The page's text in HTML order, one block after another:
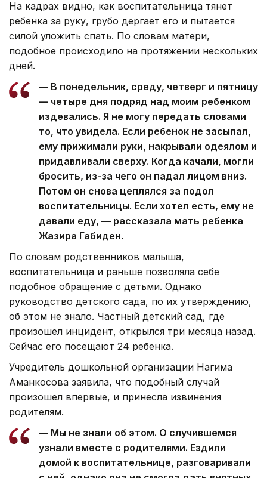
На кадрах видно, как воспитательница тянет
ребенка за руку, грубо дергает его и пытается
силой уложить спать. По словам матери,
подобное происходило на протяжении нескольких
дней.
— В понедельник, среду, четверг и пятницу
— четыре дня подряд над моим ребенком
издевались. Я не могу передать словами
то, что увидела. Если ребенок не засыпал,
ему прижимали руки, накрывали одеялом и
придавливали сверху. Когда качали, могли
бросить, из-за чего он падал лицом вниз.
Потом он снова цеплялся за подол
воспитательницы. Если хотел есть, ему не
давали еду, — рассказала мать ребенка
Жазира Габиден.
По словам родственников малыша,
воспитательница и раньше позволяла себе
подобное обращение с детьми. Однако
руководство детского сада, по их утверждению,
об этом не знало. Частный детский сад, где
произошел инцидент, открылся три месяца назад.
Сейчас его посещают 24 ребенка.
Учредитель дошкольной организации Нагима
Аманкосова заявила, что подобный случай
произошел впервые, и принесла извинения
родителям.
— Мы не знали об этом. О случившемся
узнали вместе с родителями. Ездили
домой к воспитательнице, разговаривали